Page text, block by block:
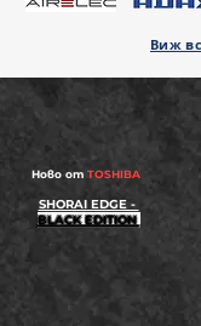
Виж
Ново от TOSHIBA
SHORAI EDGE -
BLACK EDITION